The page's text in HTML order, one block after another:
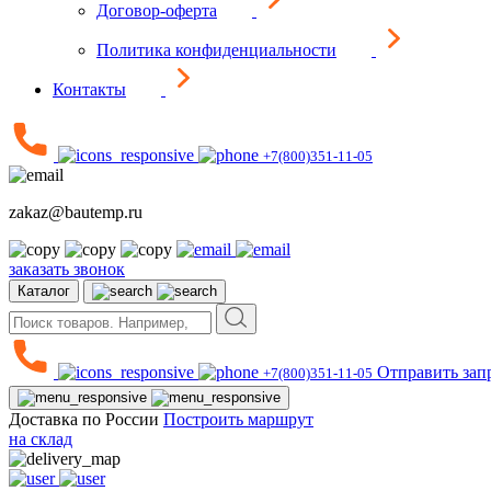
Договор-оферта
Политика конфиденциальности
Контакты
+7(800)351-11-05
zakaz@bautemp.ru
заказать звонок
Каталог
+7(800)351-11-05 Отправить
Доставка по России Построить маршрут
на склад